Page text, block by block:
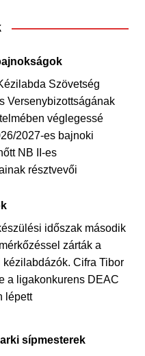
Szövetség
Versenybizottságának
véglegessé
2027-es bajnoki
NB II-es
résztvevői
időszak második
zárták a
kézilabdázók. Cifra Tibor
a ligakonkurens DEAC
lépett
sípmesterek